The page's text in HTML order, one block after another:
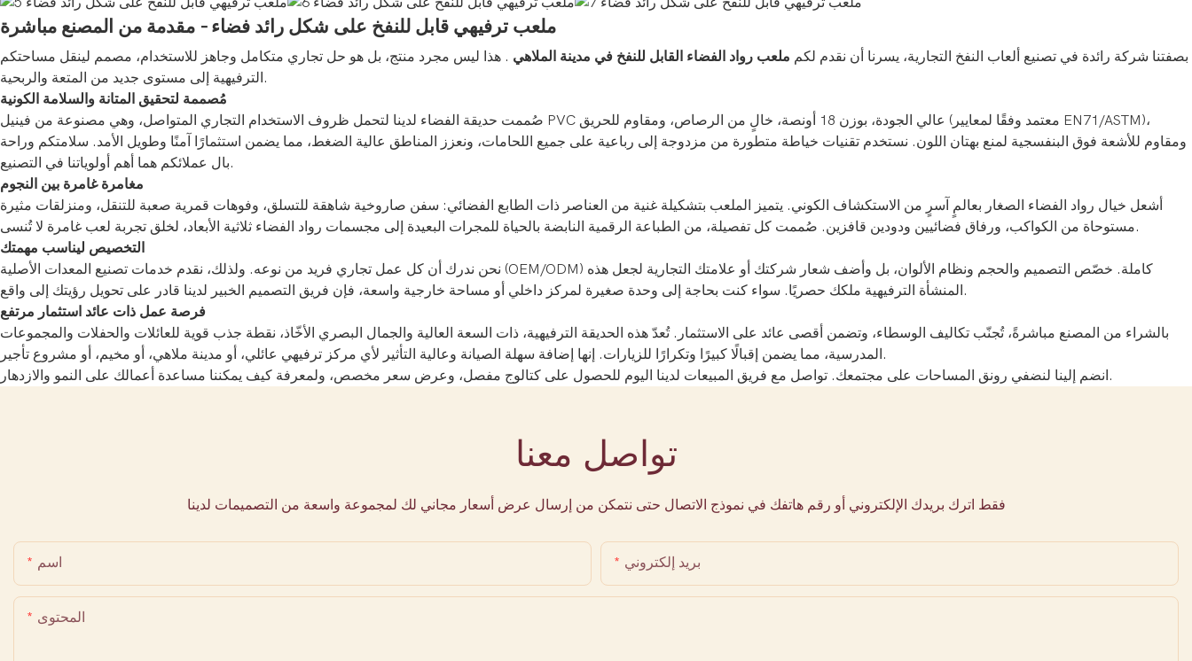
ملعب ترفيهي قابل للنفخ على شكل رائد فضاء - مقدمة من المصنع مباشرة
بصفتنا شركة رائدة في تصنيع ألعاب النفخ التجارية، يسرنا أن نقدم لكم ملعب رواد الفضاء القابل للنفخ في مدينة الملاهي . هذا ليس مجرد منتج، بل هو حل تجاري متكامل وجاهز للاستخدام، مصمم لينقل مساحتكم
الترفيهية إلى مستوى جديد من المتعة والربحية.
مُصممة لتحقيق المتانة والسلامة الكونية
صُممت حديقة الفضاء لدينا لتحمل ظروف الاستخدام التجاري المتواصل، وهي مصنوعة من فينيل PVC عالي الجودة، بوزن 18 أونصة، خالٍ من الرصاص، ومقاوم للحريق (معتمد وفقًا لمعايير EN71/ASTM)،
ومقاوم للأشعة فوق البنفسجية لمنع بهتان اللون. نستخدم تقنيات خياطة متطورة من مزدوجة إلى رباعية على جميع اللحامات، ونعزز المناطق عالية الضغط، مما يضمن استثمارًا آمنًا وطويل الأمد. سلامتكم وراحة
بال عملائكم هما أهم أولوياتنا في التصنيع.
مغامرة غامرة بين النجوم
أشعل خيال رواد الفضاء الصغار بعالمٍ آسرٍ من الاستكشاف الكوني. يتميز الملعب بتشكيلة غنية من العناصر ذات الطابع الفضائي: سفن صاروخية شاهقة للتسلق، وفوهات قمرية صعبة للتنقل، ومنزلقات مثيرة
مستوحاة من الكواكب، ورفاق فضائيين ودودين قافزين. صُممت كل تفصيلة، من الطباعة الرقمية النابضة بالحياة للمجرات البعيدة إلى مجسمات رواد الفضاء ثلاثية الأبعاد، لخلق تجربة لعب غامرة لا تُنسى.
التخصيص ليناسب مهمتك
نحن ندرك أن كل عمل تجاري فريد من نوعه. ولذلك، نقدم خدمات تصنيع المعدات الأصلية (OEM/ODM) كاملة. خصّص التصميم والحجم ونظام الألوان، بل وأضف شعار شركتك أو علامتك التجارية لجعل هذه
المنشأة الترفيهية ملكك حصريًا. سواء كنت بحاجة إلى وحدة صغيرة لمركز داخلي أو مساحة خارجية واسعة، فإن فريق التصميم الخبير لدينا قادر على تحويل رؤيتك إلى واقع.
فرصة عمل ذات عائد استثمار مرتفع
بالشراء من المصنع مباشرةً، تُجنّب تكاليف الوسطاء، وتضمن أقصى عائد على الاستثمار. تُعدّ هذه الحديقة الترفيهية، ذات السعة العالية والجمال البصري الأخّاذ، نقطة جذب قوية للعائلات والحفلات والمجموعات
المدرسية، مما يضمن إقبالًا كبيرًا وتكرارًا للزيارات. إنها إضافة سهلة الصيانة وعالية التأثير لأي مركز ترفيهي عائلي، أو مدينة ملاهي، أو مخيم، أو مشروع تأجير.
انضم إلينا لنضفي رونق المساحات على مجتمعك. تواصل مع فريق المبيعات لدينا اليوم للحصول على كتالوج مفصل، وعرض سعر مخصص، ولمعرفة كيف يمكننا مساعدة أعمالك على النمو والازدهار.
تواصل معنا
فقط اترك بريدك الإلكتروني أو رقم هاتفك في نموذج الاتصال حتى نتمكن من إرسال عرض أسعار مجاني لك لمجموعة واسعة من التصميمات لدينا
اسم بريد إلكتروني
المحتوى